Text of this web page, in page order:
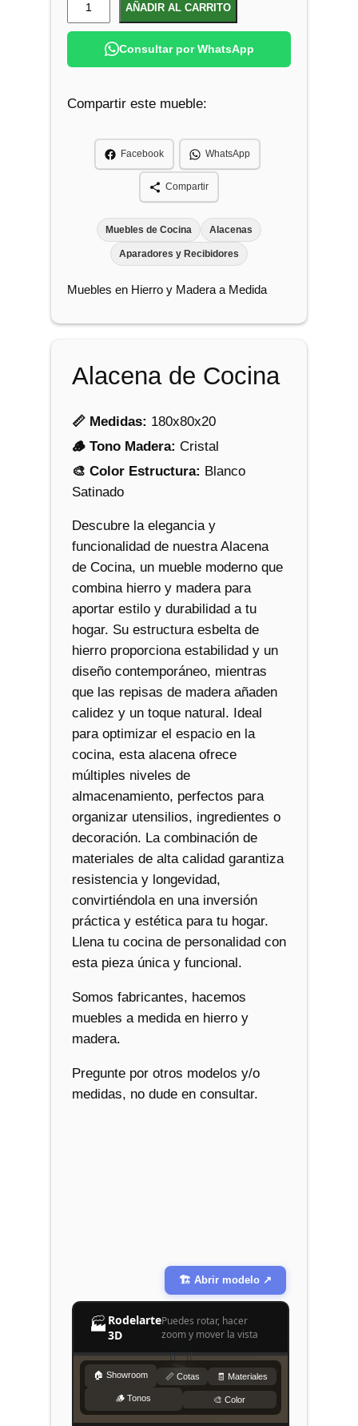
l
c
n
a
AÑADIR AL CARRITO
Consultar por WhatsApp
Compartir este mueble:
Facebook WhatsApp
Compartir
Muebles de Cocina Alacenas
Aparadores y Recibidores
Muebles en Hierro y Madera a Medida
Alacena de Cocina
📏 Medidas: 180x80x20
🪵 Tono Madera: Cristal
🎨 Color Estructura: Blanco
Satinado
Descubre la elegancia y
funcionalidad de nuestra Alacena
de Cocina, un mueble moderno que
combina hierro y madera para
aportar estilo y durabilidad a tu
hogar. Su estructura esbelta de
hierro proporciona estabilidad y un
diseño contemporáneo, mientras
que las repisas de madera añaden
calidez y un toque natural. Ideal
para optimizar el espacio en la
cocina, esta alacena ofrece
múltiples niveles de
almacenamiento, perfectos para
organizar utensilios, ingredientes o
decoración. La combinación de
materiales de alta calidad garantiza
resistencia y longevidad,
convirtiéndola en una inversión
práctica y estética para tu hogar.
Llena tu cocina de personalidad con
esta pieza única y funcional.
Somos fabricantes, hacemos
muebles a medida en hierro y
madera.
Pregunte por otros modelos y/o
medidas, no dude en consultar.
🏗️ Abrir modelo ↗